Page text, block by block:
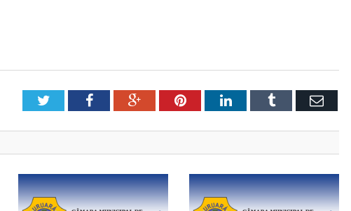
TwitterFacebookGoogle+PinterestLinkedInTumblr Email